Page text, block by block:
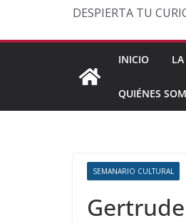
DESPIERTA TU
INICIO
QUIÉNES
SEMANARIO CULTURAL